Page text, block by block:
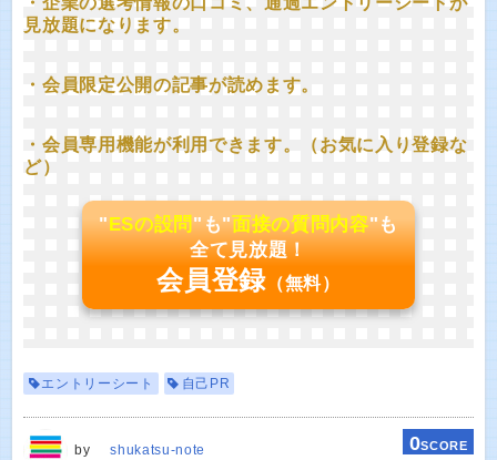
見放題になります。
・会員限定公開の記事が読めます。
・会員専用機能が利用できます。（お気に入り登録な
ど）
"ESの設問"も"面接の質問内容"も
全て見放題！
会員登録 （無料）
エントリーシート 自己PR
by shukatsu-note 0SCORE